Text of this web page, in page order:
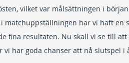
vilket var målsättningen i
har vi haft en
fina resultaten. Nu skall vi se till
har goda chanser att nå slutspel i